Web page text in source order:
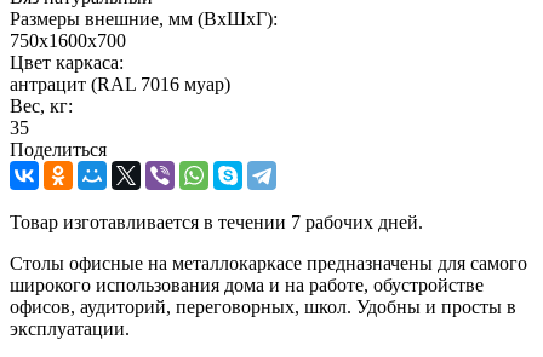
Размеры внешние, мм (ВхШхГ):
750x1600x700
Цвет каркаса:
антрацит (RAL 7016 муар)
Вес, кг:
35
Поделиться
Товар изготавливается в течении 7 рабочих дней.
Столы офисные на металлокаркасе предназначены для самого
широкого использования дома и на работе, обустройстве
офисов, аудиторий, переговорных, школ. Удобны и просты в
эксплуатации.